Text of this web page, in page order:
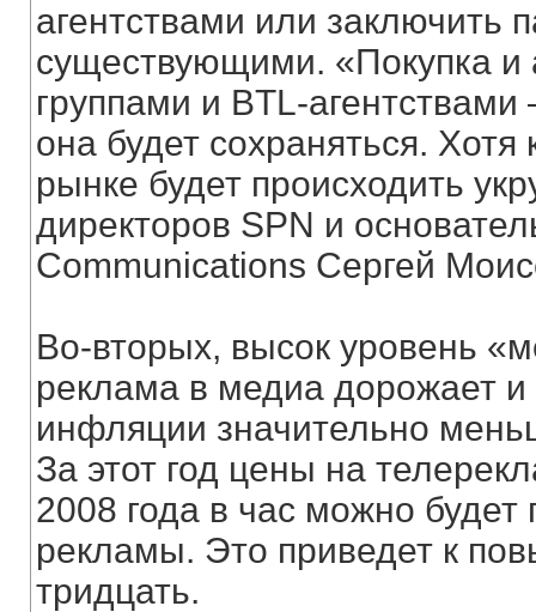
агентствами или заключить
существующими. «Покупка
группами и BTL-
она будет сохраняться. Хотя
рынке будет происходить
директоров SPN и
Communications Сергей
Во-вторых, высок уровень
реклама в медиа дорожает
инфляции значительно
За этот год цены на
2008 года в час можно
рекламы. Это приведет к
тридцать.